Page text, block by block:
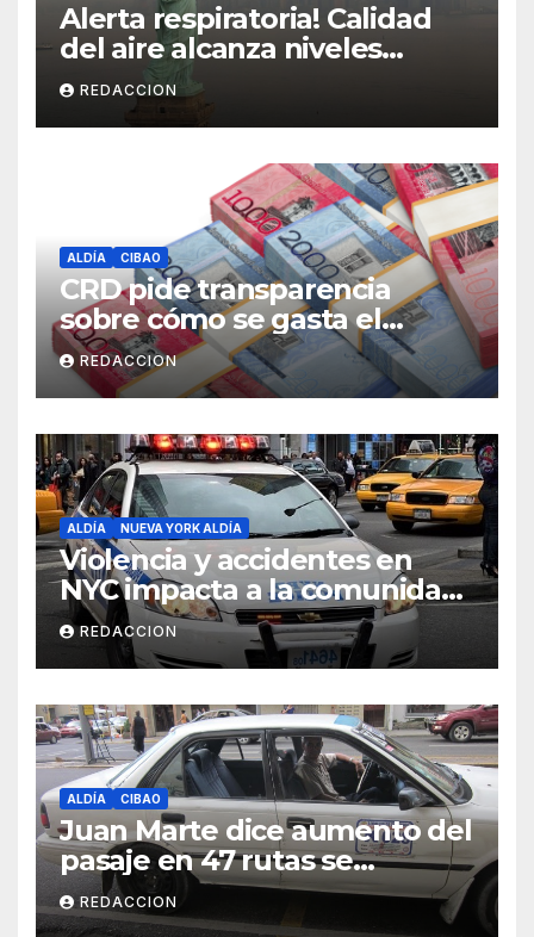
Alerta respiratoria! Calidad
del aire alcanza niveles
peligrosos en NYC
REDACCION
ALDÍA CIBAO
CRD pide transparencia
sobre cómo se gasta el
dinero del Seguro Familiar de
Salud
REDACCION
ALDÍA NUEVA YORK ALDÍA
Violencia y accidentes en
NYC impacta a la comunidad
dominicana
REDACCION
ALDÍA CIBAO
Juan Marte dice aumento del
pasaje en 47 rutas se
mantiene
REDACCION